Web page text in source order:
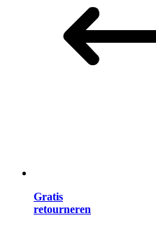
Gratis
retourneren